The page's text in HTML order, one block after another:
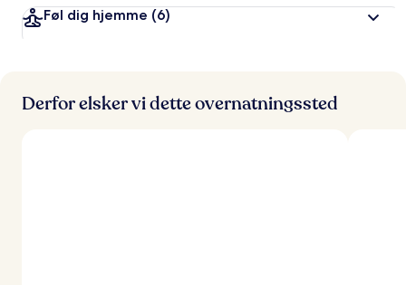
Føl dig hjemme (6)
Derfor elsker vi dette overnatningssted